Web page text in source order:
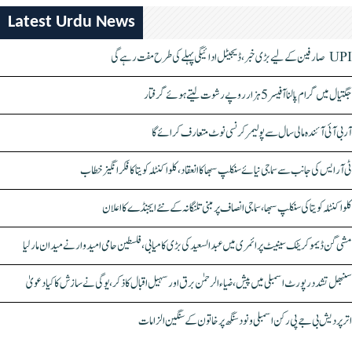
Latest Urdu News
UPI صارفین کے لیے بڑی خبر، ڈیجیٹل ادائیگی پہلے کی طرح مفت رہے گی
جگتیال میں گرام پالنا آفیسر 5 ہزار روپے رشوت لیتے ہوئے گرفتار
آر بی آئی آئندہ مالی سال سے پولیمر کرنسی نوٹ متعارف کرائے گا
ٹی آر ایس کی جانب سے سماجی نیائے سنکلپ سبھا کا انعقاد، کلواکنٹلہ کویتا کا فکر انگیز خطاب
کلواکنٹلہ کویتا کی سنکلپ سبھا، سماجی انصاف پر مبنی تلنگانہ کے نئے ایجنڈے کا اعلان
مشی گن ڈیموکریٹک سینیٹ پرائمری میں عبدالسعید کی بڑی کامیابی، فلسطین حامی امیدوار نے میدان مار لیا
سنبھل تشدد رپورٹ اسمبلی میں پیش، ضیاء الرحمٰن برق اور سہیل اقبال کا ذکر، یوگی نے سازش کا کیا دعویٰ
اتر پردیش بی جے پی رکن اسمبلی ونود سنگھ پر خاتون کے سنگین الزامات